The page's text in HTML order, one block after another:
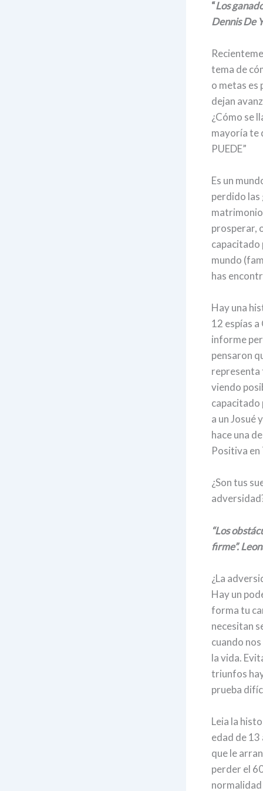
“Los
Dennis De
tema de
o metas es
dejan
¿Cómo se
mayoría te
PUEDE”
Es un
perdido las
matrimonio
prosperar,
capacitado
mundo
has
Hay una
12 espías
informe
pensaron
representa
viendo
capacitado
a un Josué
hace una
Positiva en
¿Son tus
“Los
firme”.
¿La
Hay un
forma tu
necesitan
cuando
la vida.
triunfos
prueba
Leia la
edad de
que le
perder el
normalidad